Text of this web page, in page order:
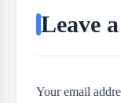
Leave
Your email